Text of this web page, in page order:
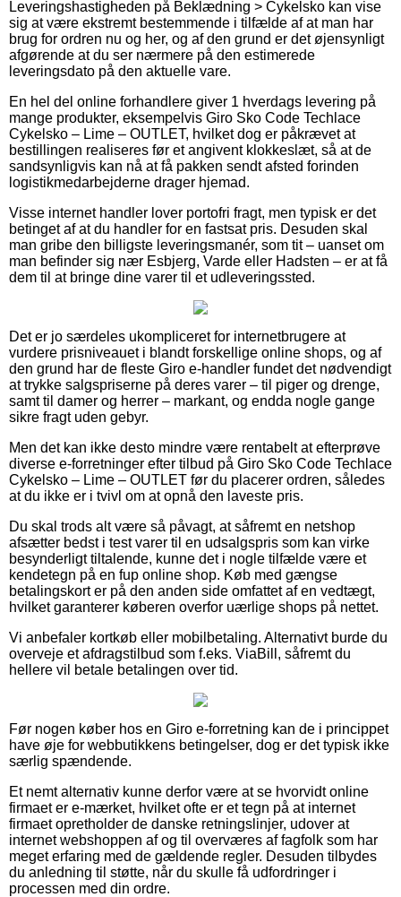
Leveringshastigheden på Beklædning > Cykelsko kan vise
sig at være ekstremt bestemmende i tilfælde af at man har
brug for ordren nu og her, og af den grund er det øjensynligt
afgørende at du ser nærmere på den estimerede
leveringsdato på den aktuelle vare.
En hel del online forhandlere giver 1 hverdags levering på
mange produkter, eksempelvis Giro Sko Code Techlace
Cykelsko – Lime – OUTLET, hvilket dog er påkrævet at
bestillingen realiseres før et angivent klokkeslæt, så at de
sandsynligvis kan nå at få pakken sendt afsted forinden
logistikmedarbejderne drager hjemad.
Visse internet handler lover portofri fragt, men typisk er det
betinget af at du handler for en fastsat pris. Desuden skal
man gribe den billigste leveringsmanér, som tit – uanset om
man befinder sig nær Esbjerg, Varde eller Hadsten – er at få
dem til at bringe dine varer til et udleveringssted.
Det er jo særdeles ukompliceret for internetbrugere at
vurdere prisniveauet i blandt forskellige online shops, og af
den grund har de fleste Giro e-handler fundet det nødvendigt
at trykke salgspriserne på deres varer – til piger og drenge,
samt til damer og herrer – markant, og endda nogle gange
sikre fragt uden gebyr.
Men det kan ikke desto mindre være rentabelt at efterprøve
diverse e-forretninger efter tilbud på Giro Sko Code Techlace
Cykelsko – Lime – OUTLET før du placerer ordren, således
at du ikke er i tvivl om at opnå den laveste pris.
Du skal trods alt være så påvagt, at såfremt en netshop
afsætter bedst i test varer til en udsalgspris som kan virke
besynderligt tiltalende, kunne det i nogle tilfælde være et
kendetegn på en fup online shop. Køb med gængse
betalingskort er på den anden side omfattet af en vedtægt,
hvilket garanterer køberen overfor uærlige shops på nettet.
Vi anbefaler kortkøb eller mobilbetaling. Alternativt burde du
overveje et afdragstilbud som f.eks. ViaBill, såfremt du
hellere vil betale betalingen over tid.
Før nogen køber hos en Giro e-forretning kan de i princippet
have øje for webbutikkens betingelser, dog er det typisk ikke
særlig spændende.
Et nemt alternativ kunne derfor være at se hvorvidt online
firmaet er e-mærket, hvilket ofte er et tegn på at internet
firmaet opretholder de danske retningslinjer, udover at
internet webshoppen af og til overværes af fagfolk som har
meget erfaring med de gældende regler. Desuden tilbydes
du anledning til støtte, når du skulle få udfordringer i
processen med din ordre.